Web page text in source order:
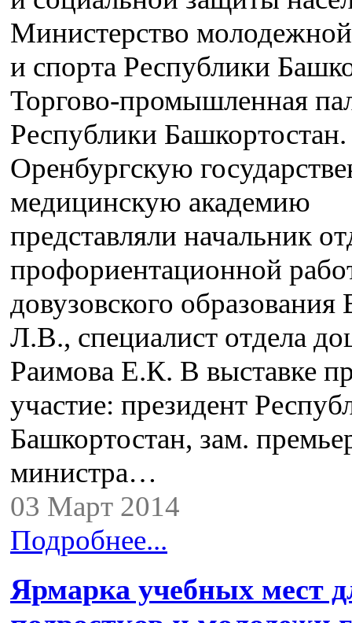
Министерство
и спорта Республики
Торгово-промышленная
Республики Башкортостан.
Оренбургскую
медицинскую академию
представляли начальник
профориентационной
довузовского образования
Л.В., специалист отдела
Раимова Е.К. В выставке
участие: президент
Башкортостан, зам.
министра…
03 Март 2014
Подробнее...
Ярмарка учебных мест